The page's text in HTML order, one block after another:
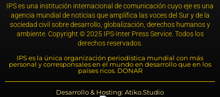
IPS es una institución internacional de comunicación cuyo eje es una
agencia mundial de noticias que amplifica las voces del Sur y de la
sociedad civil sobre desarrollo, globalización, derechos humanos y
ambiente. Copyright © 2025 IPS-Inter Press Service. Todos los
derechos reservados.
IPS es la única organización periodística mundial con más
personal y corresponsales en el mundo en desarrollo que en los
países ricos. DONAR
Desarrollo & Hosting: Atiko.Studio